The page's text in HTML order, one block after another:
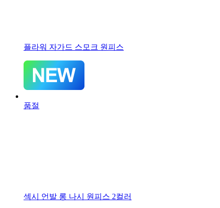
플라워 자가드 스모크 원피스
품절
섹시 언발 롱 나시 원피스 2컬러